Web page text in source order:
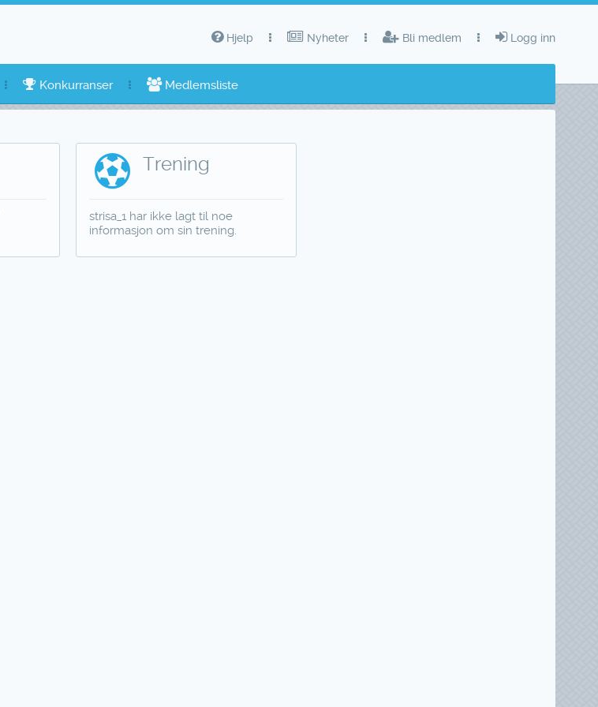
Logg inn
Bli medlem
Nyheter
Hjelp
Konkurranser Medlemsliste
Trening
strisa_1 har ikke lagt til noe
informasjon om sin trening.